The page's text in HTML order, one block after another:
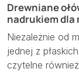
Drewniane
nadrukiem dla
Niezależnie od
jednej z
czytelne